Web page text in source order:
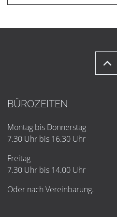
BÜROZEITEN
Montag bis Donnerstag
7.30 Uhr bis 16.30 Uhr
Freitag
7.30 Uhr bis 14.00 Uhr
Oder nach Vereinbarung.